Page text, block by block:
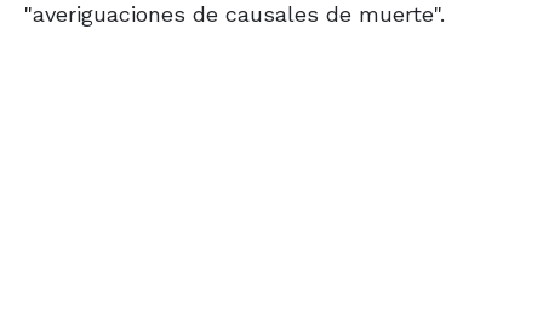
"averiguaciones de causales de muerte".